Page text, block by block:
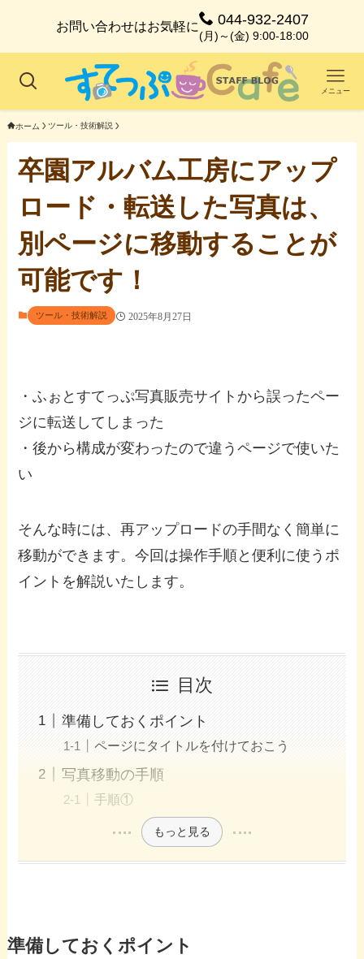
お問い合わせはお気軽に 044-932-2407
(月)～(金) 9:00-18:00
メニュー
ホーム ツール・技術解説
卒園アルバム工房にアップ
ロード・転送した写真は、
別ページに移動することが
可能です！
ツール・技術解説 2025年8月27日
・ふぉとすてっぷ写真販売サイトから誤ったペー
ジに転送してしまった
・後から構成が変わったので違うページで使いた
い
そんな時には、再アップロードの手間なく簡単に
移動ができます。今回は操作手順と便利に使うポ
イントを解説いたします。
目次
準備しておくポイント
ページにタイトルを付けておこう
写真移動の手順
手順①
もっと見る
準備しておくポイント